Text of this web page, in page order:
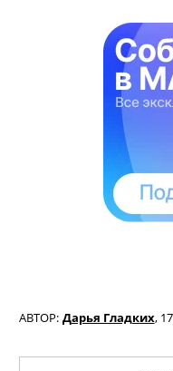
пересказа без
когда автор
оригинале и
языком
лицензии».